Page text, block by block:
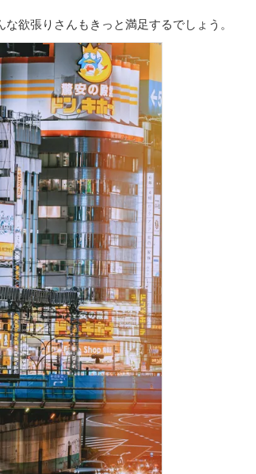
欲張りさんもきっと満足するでしょう。